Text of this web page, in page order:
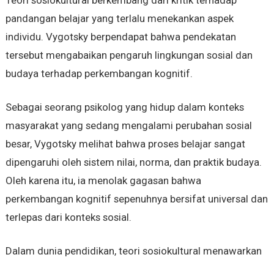
pandangan belajar yang terlalu menekankan aspek
individu. Vygotsky berpendapat bahwa pendekatan
tersebut mengabaikan pengaruh lingkungan sosial dan
budaya terhadap perkembangan kognitif.
Sebagai seorang psikolog yang hidup dalam konteks
masyarakat yang sedang mengalami perubahan sosial
besar, Vygotsky melihat bahwa proses belajar sangat
dipengaruhi oleh sistem nilai, norma, dan praktik budaya.
Oleh karena itu, ia menolak gagasan bahwa
perkembangan kognitif sepenuhnya bersifat universal dan
terlepas dari konteks sosial.
Dalam dunia pendidikan, teori sosiokultural menawarkan